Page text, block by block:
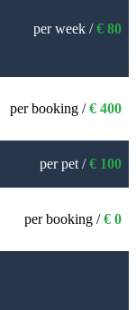
per week /€ 80
per booking /€ 400
per pet /€ 100
per booking /€ 0